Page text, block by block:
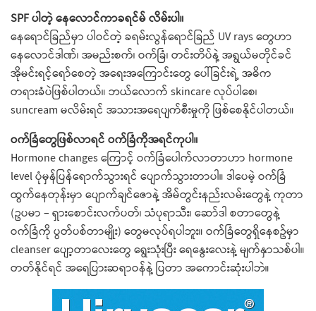
SPF ပါတဲ့ နေလောင်ကာခရင်မ် လိမ်းပါ။
နေရောင်ခြည်မှာ ပါဝင်တဲ့ ခရမ်းလွန်ရောင်ခြည် UV rays တွေဟာ
နေလောင်ဒါဏ်၊ အမည်းစက်၊ ဝက်ခြံ၊ တင်းတိပ်နဲ့ အရွယ်မတိုင်ခင်
အိုမင်းရင့်ရော်စေတဲ့ အရေးအကြောင်းတွေ ပေါ်ခြင်းရဲ့ အဓိက
တရားခံပဲဖြစ်ပါတယ်။ ဘယ်လောက် skincare လုပ်ပါစေ၊
suncream မလိမ်းရင် အသားအရေပျက်စီးမှုကို ဖြစ်စေနိုင်ပါတယ်။
ဝက်ခြံတွေဖြစ်လာရင် ဝက်ခြံကိုအရင်ကုပါ။
Hormone changes ကြောင့် ဝက်ခြံပေါက်လာတာဟာ hormone
level ပုံမှန်ပြန်ရောက်သွားရင် ပျောက်သွားတာပါ။ ဒါပေမဲ့ ဝက်ခြံ
ထွက်နေတုန်းမှာ ပျောက်ချင်ဇောနဲ့ အိမ်တွင်းနည်းလမ်းတွေနဲ့ ကုတာ
(ဥပမာ – ရှားစောင်းလက်ပတ်၊ သံပုရာသီး၊ ဆော်ဒါ စတာတွေနဲ့
ဝက်ခြံကို ပွတ်ပစ်တာမျိုး) တွေမလုပ်ရပါဘူး။ ဝက်ခြံတွေရှိနေစဥ်မှာ
cleanser ပျော့တာလေးတွေ ရွေးသုံးပြီး ရေနွေးလေးနဲ့ မျက်နှာသစ်ပါ။
တတ်နိုင်ရင် အရေပြားဆရာဝန်နဲ့ ပြတာ အကောင်းဆုံးပါဘဲ။